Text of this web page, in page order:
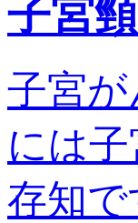
子宮
子宮
には
存知